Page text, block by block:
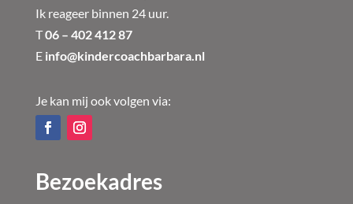
Ik reageer binnen 24 uur.
T06 – 402 412 87
E info@kindercoachbarbara.nl
Je kan mij ook volgen via:
Bezoekadres